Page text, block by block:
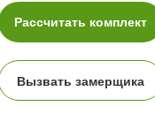
Рассчитать комплект
Вызвать замерщика